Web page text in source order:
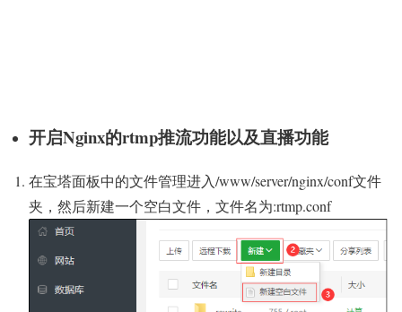
开启Nginx的rtmp推流功能以及直播功能
在宝塔面板中的文件管理进入/www/server/nginx/conf文件
夹，然后新建一个空白文件，文件名为:rtmp.conf